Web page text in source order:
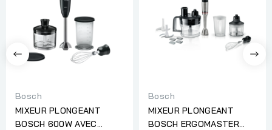
Bosch
MIXEUR PLONGEANT
BOSCH 600W AVEC
Bosch
MIXEUR PLONGEANT
BOSCH ERGOMASTER